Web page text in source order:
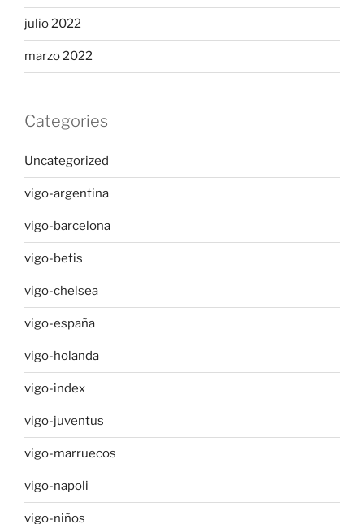
julio 2022
marzo 2022
Categories
Uncategorized
vigo-argentina
vigo-barcelona
vigo-betis
vigo-chelsea
vigo-españa
vigo-holanda
vigo-index
vigo-juventus
vigo-marruecos
vigo-napoli
vigo-niños